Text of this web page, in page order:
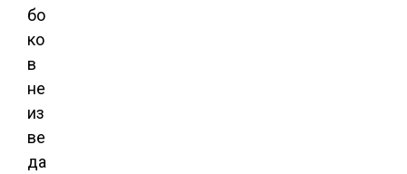
бо
ко
в
не
из
ве
да